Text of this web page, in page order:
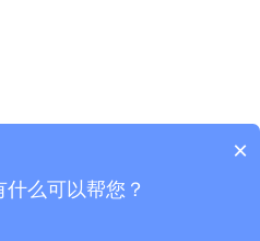
×
么可以帮您？